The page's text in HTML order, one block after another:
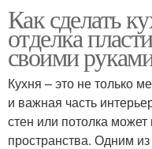
Как сделать
отделка
своими
Кухня – это не только
и важная часть
стен или потолка
пространства. Одним